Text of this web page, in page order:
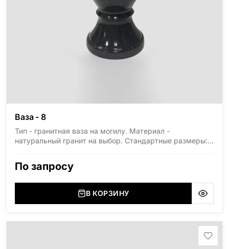
Ваза - 8
Тип - гранитная ваза на могилу. Материал -
натуральный гранит на выбор. Стандартные размеры:
По запросу
В КОРЗИНУ